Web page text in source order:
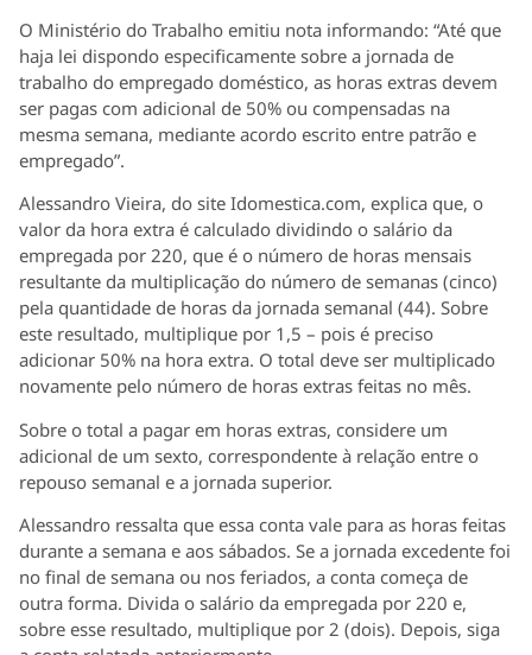
O Ministério do Trabalho emitiu nota informando: “Até que
haja lei dispondo especificamente sobre a jornada de
trabalho do empregado doméstico, as horas extras devem
ser pagas com adicional de 50% ou compensadas na
mesma semana, mediante acordo escrito entre patrão e
empregado”.
Alessandro Vieira, do site Idomestica.com, explica que, o
valor da hora extra é calculado dividindo o salário da
empregada por 220, que é o número de horas mensais
resultante da multiplicação do número de semanas (cinco)
pela quantidade de horas da jornada semanal (44). Sobre
este resultado, multiplique por 1,5 – pois é preciso
adicionar 50% na hora extra. O total deve ser multiplicado
novamente pelo número de horas extras feitas no mês.
Sobre o total a pagar em horas extras, considere um
adicional de um sexto, correspondente à relação entre o
repouso semanal e a jornada superior.
Alessandro ressalta que essa conta vale para as horas feitas
durante a semana e aos sábados. Se a jornada excedente foi
no final de semana ou nos feriados, a conta começa de
outra forma. Divida o salário da empregada por 220 e,
sobre esse resultado, multiplique por 2 (dois). Depois, siga